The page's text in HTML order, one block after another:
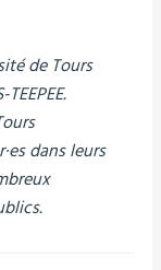
de Tours
dans leurs